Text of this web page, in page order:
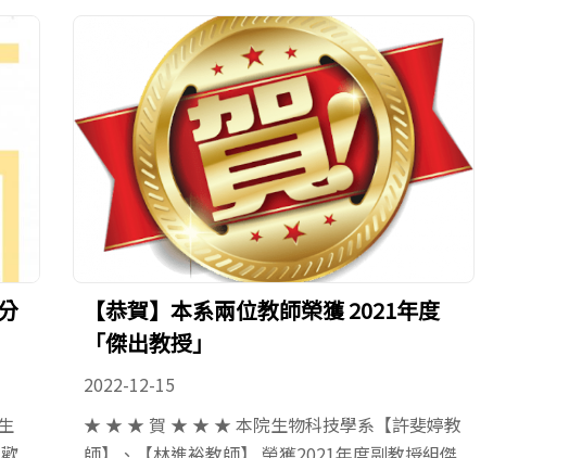
【恭賀】本系兩位教師榮獲 2021年度
「傑出教授」
2022-12-15
★ ★ ★ 賀 ★ ★ ★ 本院生物科技學系【許斐婷教